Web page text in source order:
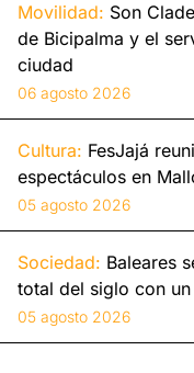
Movilidad: Son
de Bicipalma y el
ciudad
06 agosto 2026
Cultura: FesJajá
espectáculos en
05 agosto 2026
Sociedad: Baleares
total del siglo con
05 agosto 2026